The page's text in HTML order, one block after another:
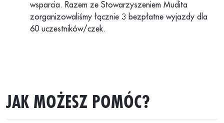
wsparcia. Razem ze Stowarzyszeniem Mudita
zorganizowaliśmy łącznie 3 bezpłatne wyjazdy dla
60 uczestników/czek.
JAK MOŻESZ POMÓC?